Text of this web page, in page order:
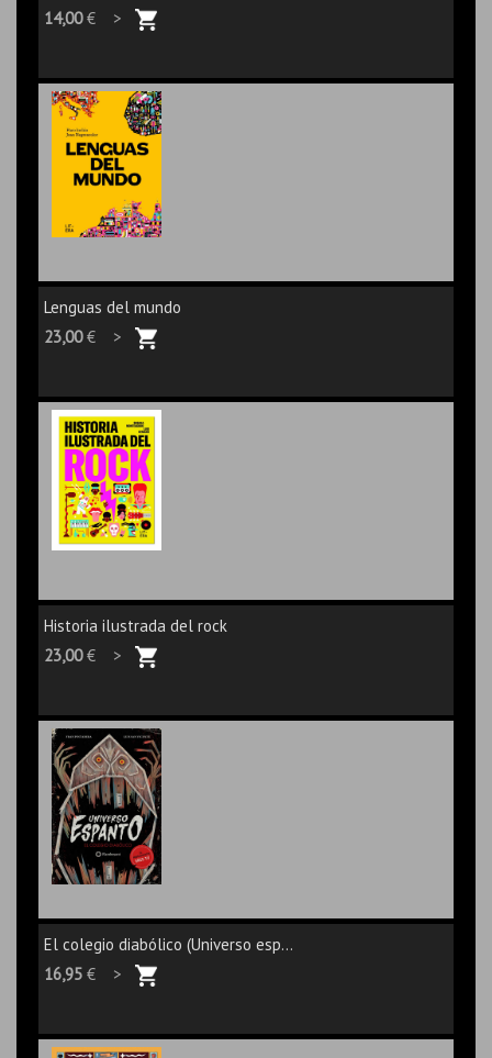
14,00€ >
Lenguas del mundo
23,00€ >
Historia ilustrada del rock
23,00€ >
El colegio diabólico (Universo esp...
16,95 € >